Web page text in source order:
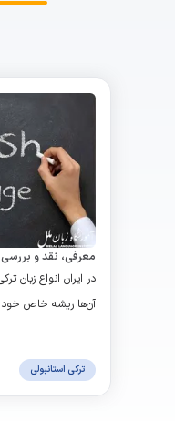
معرفی، نقد و
در ایران انواع زبان
آن‌ها ریشه خاص خود را
ترکی استانبولی